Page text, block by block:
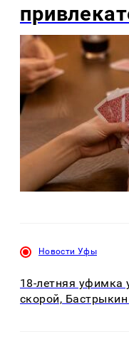
Новости Уфы
18-летняя уфимка
скорой,